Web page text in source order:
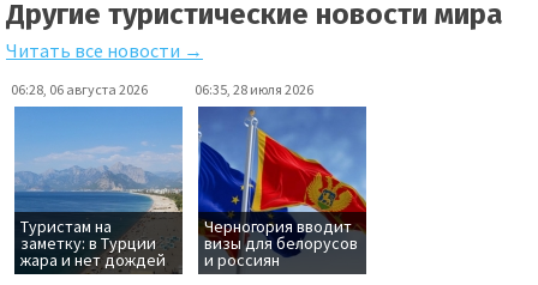
Другие туристические новости мира
Читать все новости →
06:28, 06 августа 2026
Туристам на
заметку: в Турции
жара и нет дождей
06:35, 28 июля 2026
Черногория вводит
визы для белорусов
и россиян